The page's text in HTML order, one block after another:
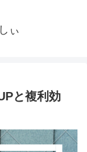
ぃ
と複利効